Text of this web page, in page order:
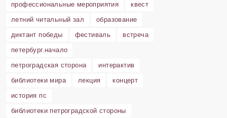
профессиональные мероприятия
квест
летний читальный зал
образование
диктант победы
фестиваль
встреча
петербург.начало
петроградская сторона
интерактив
библиотеки мира
лекция
концерт
история пс
библиотеки петроградской стороны